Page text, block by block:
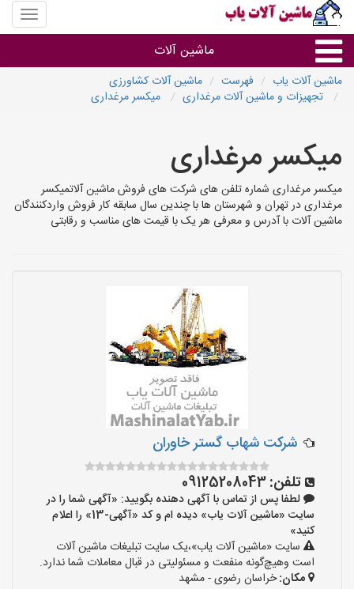
منوی
سایت
آلات
ماشین آلات
ماشین آلات
سایر گروه ها
ماشین آلات
ماشین آلات یاب فهرست
ماشین آلات کشاورزی
تجهیزات و ماشین آلات مرغداری
میکسر مرغداری
میکسر مرغداری
میکسر مرغداری شماره تلفن های شرکت های فروش ماشین آلاتمیکسر
مرغداری در تهران و شهرستان ها با چندین سال سابقه کار فروش واردکنندگان
ماشین آلات با آدرس و معرفی هر یک با قیمت های مناسب و رقابتی
شرکت شهاب گستر خاوران
تلفن:09125208043
لطفا پس از تماس با آگهی دهنده بگویید: «آگهی شما را در
سایت «ماشین آلات یاب» دیده ام و کد «آگهی-13» را اعلام
کنید»
سایت «ماشین آلات یاب»،یک سایت تبلیغات ماشین آلات
است وهیچ‌گونه منفعت و مسئولیتی در قبال معاملات شما ندارد.
مکان:خراسان رضوی - مشهد